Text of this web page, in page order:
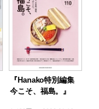
『Hanako特別編集
今こそ、福島。』